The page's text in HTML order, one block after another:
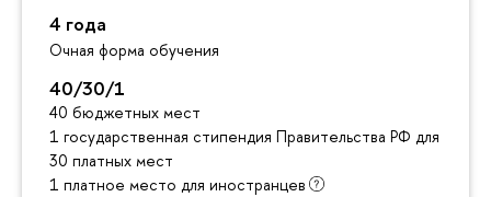
4 года
Очная форма обучения
40/30/1
40 бюджетных мест
1 государственная стипендия Правительства РФ для
30 платных мест
1 платное место для иностранцев